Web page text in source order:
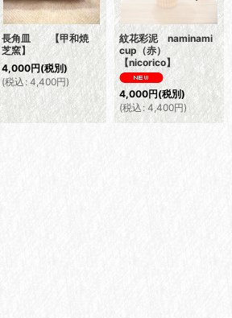
長角皿 【甲和焼
芝窯】
4,000円(税別)
(税込: 4,400円)
紋花彩泥 naminami
cup（赤）
【nicorico】
4,000円(税別)
(税込: 4,400円)